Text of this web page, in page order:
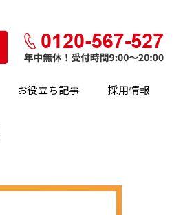
お役立ち記事 採用情報